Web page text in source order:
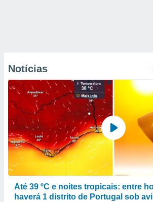
Notícias
Até 39 ºC e noites tropicais: entre
haverá 1 distrito de Portugal sob